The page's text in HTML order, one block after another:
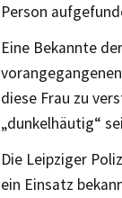
Person
Eine Bekannte
diese Frau zu
„dunkelhäutig“
Die Leipziger
ein Einsatz